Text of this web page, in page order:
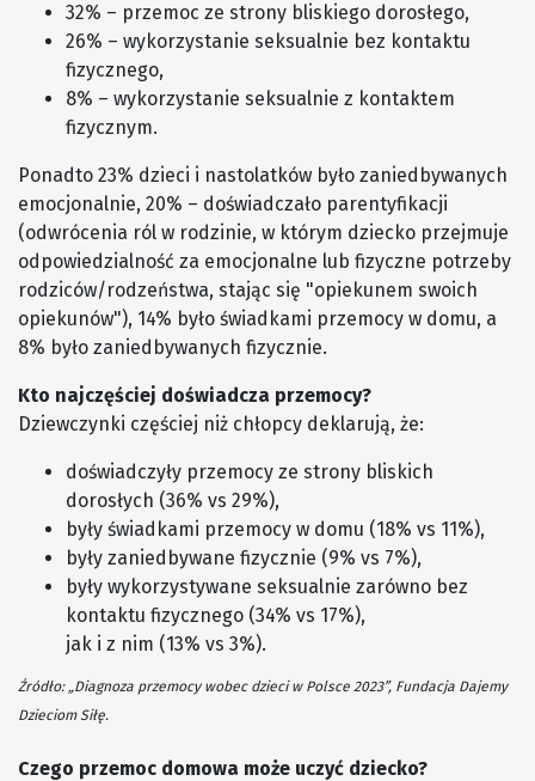
32% – przemoc ze strony bliskiego dorosłego,
26% – wykorzystanie seksualnie bez kontaktu
fizycznego,
8% – wykorzystanie seksualnie z kontaktem
fizycznym.
Ponadto 23% dzieci i nastolatków było zaniedbywanych
emocjonalnie, 20% – doświadczało parentyfikacji
(odwrócenia ról w rodzinie, w którym dziecko przejmuje
odpowiedzialność za emocjonalne lub fizyczne potrzeby
rodziców/rodzeństwa, stając się "opiekunem swoich
opiekunów"), 14% było świadkami przemocy w domu, a
8% było zaniedbywanych fizycznie.
Kto najczęściej doświadcza przemocy?
Dziewczynki częściej niż chłopcy deklarują, że:
doświadczyły przemocy ze strony bliskich
dorosłych (36% vs 29%),
były świadkami przemocy w domu (18% vs 11%),
były zaniedbywane fizycznie (9% vs 7%),
były wykorzystywane seksualnie zarówno bez
kontaktu fizycznego (34% vs 17%),
jak i z nim (13% vs 3%).
Źródło: „Diagnoza przemocy wobec dzieci w Polsce 2023”, Fundacja Dajemy
Dzieciom Siłę.
Czego przemoc domowa może uczyć dziecko?